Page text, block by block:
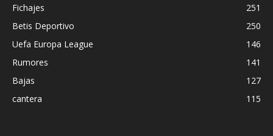
Fichajes
251
Betis Deportivo
250
Uefa Europa League
146
Rumores
141
Bajas
127
cantera
115